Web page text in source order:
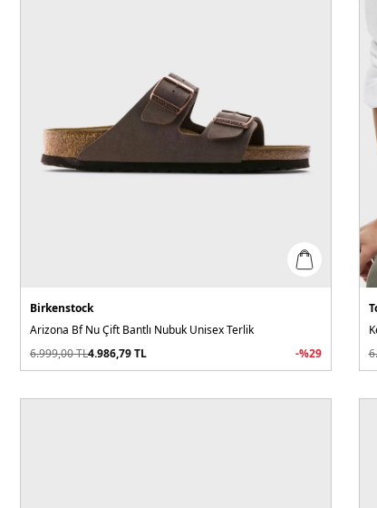
Birkenstock
Arizona Bf Nu Çift Bantlı Nubuk Unisex Terlik
6.999,00TL4.986,79TL -%29